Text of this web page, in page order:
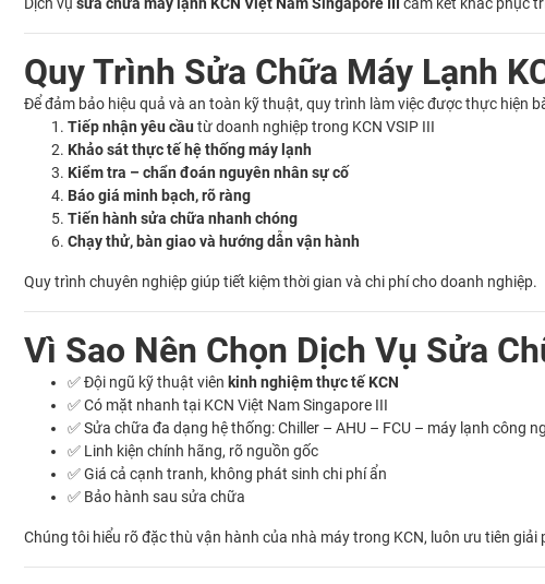
Dịch vụ sửa chữa máy lạnh KCN Việt Nam Singapore III cam kết khắc phục
Quy Trình Sửa Chữa Máy Lạnh
Để đảm bảo hiệu quả và an toàn kỹ thuật, quy trình làm việc được thực hiện
Tiếp nhận yêu cầu từ doanh nghiệp trong KCN VSIP III
Khảo sát thực tế hệ thống máy lạnh
Kiểm tra – chẩn đoán nguyên nhân sự cố
Báo giá minh bạch, rõ ràng
Tiến hành sửa chữa nhanh chóng
Chạy thử, bàn giao và hướng dẫn vận hành
Quy trình chuyên nghiệp giúp tiết kiệm thời gian và chi phí cho doanh nghiệp.
Vì Sao Nên Chọn Dịch Vụ Sửa
✅ Đội ngũ kỹ thuật viên kinh nghiệm thực tế KCN
✅ Có mặt nhanh tại KCN Việt Nam Singapore III
✅ Sửa chữa đa dạng hệ thống: Chiller – AHU – FCU – máy lạnh công
✅ Linh kiện chính hãng, rõ nguồn gốc
✅ Giá cả cạnh tranh, không phát sinh chi phí ẩn
✅ Bảo hành sau sửa chữa
Chúng tôi hiểu rõ đặc thù vận hành của nhà máy trong KCN, luôn ưu tiên giải